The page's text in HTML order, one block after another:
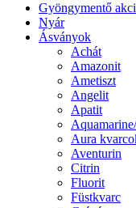
Gyöngymentő
Nyár
Ásványok
Achát
Amazonit
Ametiszt
Angelit
Apatit
Aura
Aventurin
Citrin
Fluorit
Füstkvarc